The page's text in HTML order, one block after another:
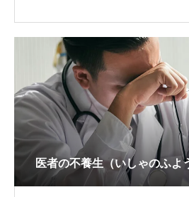
医者の不養生（いしゃのふよ